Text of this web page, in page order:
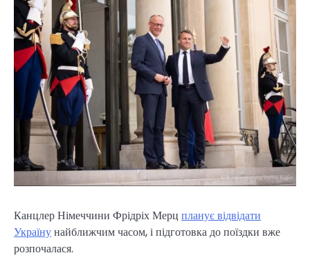
Канцлер Німеччини Фрідріх Мерцпланує відвідати
Українунайближчим часом, і підготовка до поїздки вже
розпочалася.